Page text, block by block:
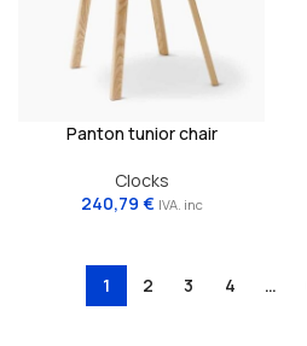
Panton tunior chair
Clocks
240,79 € IVA. inc
1 2 3 4 …